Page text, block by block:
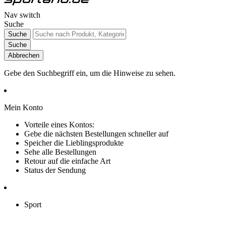
Nav switch
Suche
Suche
Suche
Abbrechen
Gebe den Suchbegriff ein, um die Hinweise zu sehen.
Mein Konto
Vorteile eines Kontos:
Gebe die nächsten Bestellungen schneller auf
Speicher die Lieblingsprodukte
Sehe alle Bestellungen
Retour auf die einfache Art
Status der Sendung
Sport